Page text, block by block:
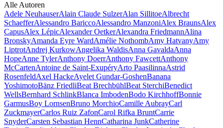
Alle Autoren
Adele NeuhauserAlain Claude SulzerAlan SillitoeAlbrecht
SchaefferAlessandro BariccoAlessandro ManzoniAlex BraunsAlex
CapusAlex LépicAlexander OetkerAlexandra FriedmannAlina
BronskyAmanda Eyre WardAmélie NothombAmy HatvanyAmy
LiptrotAndrej KurkowAngelika WaldisAnna GavaldaAnna
HopeAnne TylerAnthony DoerrAnthony FawcettAnthony
McCartenAntoine de Saint-ExupéryArto PaasilinnaAstrid
RosenfeldAxel HackeAyelet Gundar-GoshenBanana
YoshimotoBänz FriedliBeat BrechbühlBeat SterchiBenedict
WellsBernhard SchlinkBlanca ImbodenBodo KirchhoffBonnie
GarmusBoy LornsenBruno MorchioCamille AubrayCarl
ZuckmayerCarlos Ruiz ZafonCarol Rifka BruntCarrie
SnyderCarsten Sebastian HennCatharina JunkCatherine